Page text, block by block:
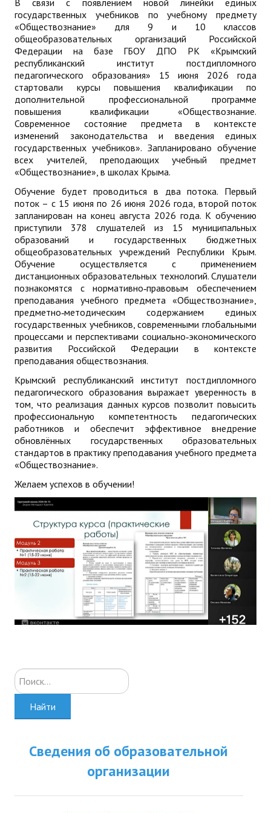
государственных учебников по учебному предмету
«Обществознание» для 9 и 10 классов
общеобразовательных организаций Российской
Федерации на базе ГБОУ ДПО РК «Крымский
республиканский институт постдипломного
педагогического образования» 15 июня 2026 года
стартовали курсы повышения квалификации по
дополнительной профессиональной программе
повышения квалификации «Обществознание.
Современное состояние предмета в контексте
изменений законодательства и введения единых
государственных учебников». Запланировано обучение
всех учителей, преподающих учебный предмет
«Обществознание», в школах Крыма.
Обучение будет проводиться в два потока. Первый
поток – с 15 июня по 26 июня 2026 года, второй поток
запланирован на конец августа 2026 года. К обучению
приступили 378 слушателей из 15 муниципальных
образований и государственных бюджетных
общеобразовательных учреждений Республики Крым.
Обучение осуществляется с применением
дистанционных образовательных технологий. Слушатели
познакомятся с нормативно‑правовым обеспечением
преподавания учебного предмета «Обществознание»,
предметно‑методическим содержанием единых
государственных учебников, современными глобальными
процессами и перспективами социально‑экономического
развития Российской Федерации в контексте
преподавания обществознания.
Крымский республиканский институт постдипломного
педагогического образования выражает уверенность в
том, что реализация данных курсов позволит повысить
профессиональную компетентность педагогических
работников и обеспечит эффективное внедрение
обновлённых государственных образовательных
стандартов в практику преподавания учебного предмета
«Обществознание».
Желаем успехов в обучении!
Искать...
Найти
Сведения об образовательной
организации